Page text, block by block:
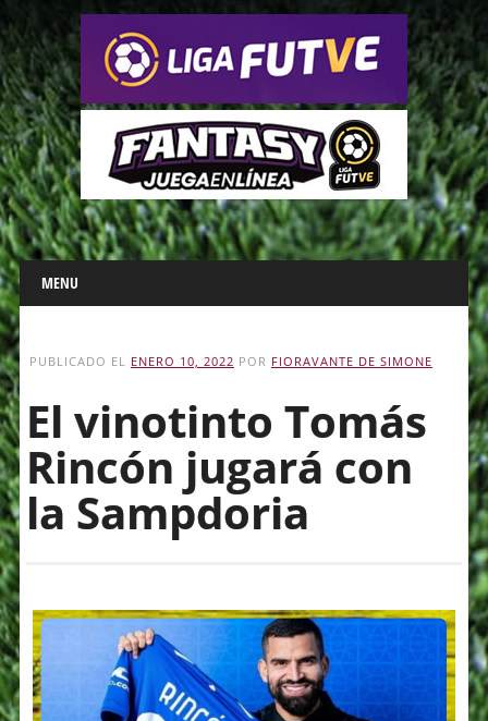
Main menu
Skip
to
content
MENU
PUBLICADO EL ENERO 10, 2022 POR FIORAVANTE DE SIMONE
El vinotinto Tomás
Rincón jugará con
la Sampdoria